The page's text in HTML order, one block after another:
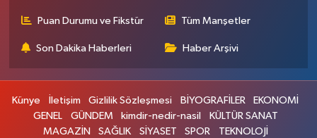
Puan Durumu ve Fikstür Tüm Manşetler
Son Dakika Haberleri Haber Arşivi
Künye İletişim Gizlilik Sözleşmesi BİYOGRAFİLER
EKONOMİ
GENEL
GÜNDEM kimdir-nedir-nasil
KÜLTÜR SANAT
MAGAZİN
SAĞLIK SİYASET SPOR
TEKNOLOJİ